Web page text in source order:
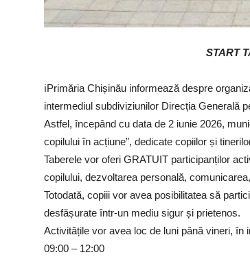
START
ℹ️Primăria Chișinău informează despre
intermediul subdiviziunilor Direcția Generală
Astfel, începând cu data de 2 iunie 2026,
copilului în acțiune”, dedicate copiilor și
Taberele vor oferi GRATUIT participanților
copilului, dezvoltarea personală,
Totodată, copiii vor avea posibilitatea să
desfășurate într-un mediu sigur și prietenos.
Activitățile vor avea loc de luni până vineri, în
09:00 – 12:00